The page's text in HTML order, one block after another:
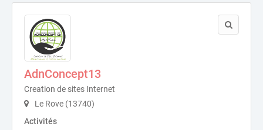
AdnConcept13
Creation de sites Internet
Le Rove (13740)
Activités